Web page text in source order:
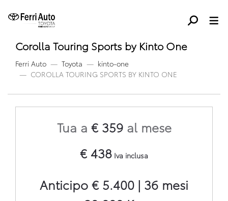
Corolla Touring Sports by Kinto One
Ferri Auto Toyota
kinto-one
COROLLA TOURING SPORTS BY KINTO ONE
Tua a € 359al mese
€ 438 Iva inclusa
Anticipo € 5.400 | 36 mesi